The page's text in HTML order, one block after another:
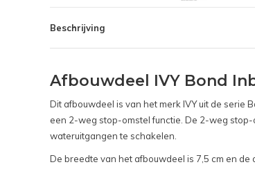
Beschrijving
Afbouwdeel IVY Bond
Dit afbouwdeel is van het merk IVY uit de serie
een 2-weg stop-omstel functie. De 2-weg
wateruitgangen te schakelen.
De breedte van het afbouwdeel is 7,5 cm en de